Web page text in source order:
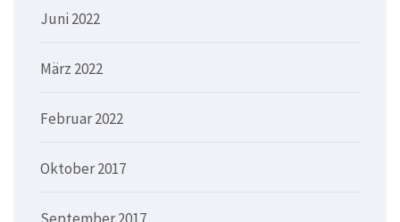
Juni 2022
März 2022
Februar 2022
Oktober 2017